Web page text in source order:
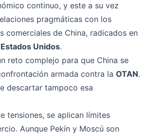
continuo, y este a su vez
pragmáticas con los
comerciales de China, radicados en
Unidos.
reto complejo para que China se
armada contra la OTAN.
descartar tampoco esa
tensiones, se aplican límites
Aunque Pekín y Moscú son